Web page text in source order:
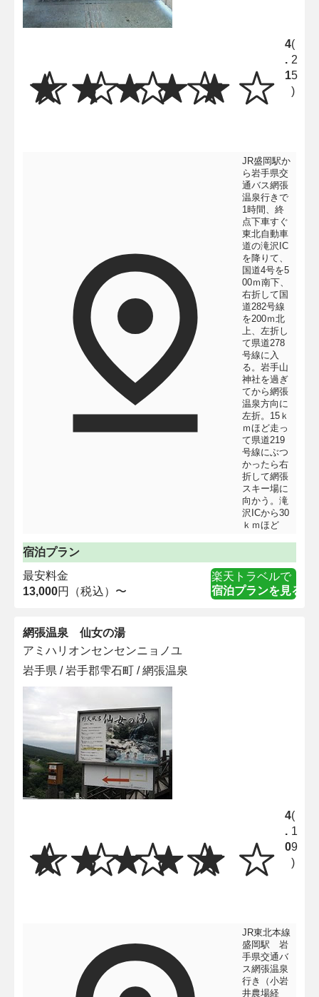
4
.
1
(
2
5
)
JR盛岡駅か
ら岩手県交
通バス網張
温泉行きで
1時間、終
点下車すぐ
東北自動車
道の滝沢IC
を降りて、
国道4号を5
00ｍ南下、
右折して国
道282号線
を200ｍ北
上、左折し
て県道278
号線に入
る。岩手山
神社を過ぎ
てから網張
温泉方向に
左折。15ｋ
ｍほど走っ
て県道219
号線にぶつ
かったら右
折して網張
スキー場に
向かう。滝
沢ICから30
ｋｍほど
宿泊プラン
最安料金
13,000円（税込）〜
楽天トラベルで
宿泊プランを見る
網張温泉 仙女の湯
アミハリオンセンセンニョノユ
岩手県 / 岩手郡雫石町 / 網張温泉
4
.
0
(
1
9
)
JR東北本線
盛岡駅 岩
手県交通バ
ス網張温泉
行き（小岩
井農場経